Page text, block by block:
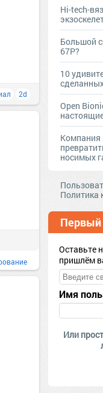
2d
Hi-tech-
Большой
67P?
10
Open
Компания
носимых
Политика
Первый
Оставьте
пришлём
Имя
Или